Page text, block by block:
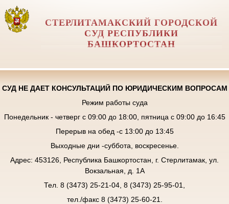
СТЕРЛИТАМАКСКИЙ ГОРОДСКОЙ
СУД РЕСПУБЛИКИ
БАШКОРТОСТАН
СУД НЕ ДАЕТ КОНСУЛЬТАЦИЙ ПО ЮРИДИЧЕСКИМ ВОПРОСАМ
Режим работы суда
Понедельник - четверг с 09:00 до 18:00, пятница с 09:00 до 16:45
Перерыв на обед -с 13:00 до 13:45
Выходные дни -суббота, воскресенье.
Адрес: 453126, Республика Башкортостан, г. Стерлитамак, ул.
Вокзальная, д. 1А
Тел. 8 (3473) 25-21-04, 8 (3473) 25-95-01,
тел./факс 8 (3473) 25-60-21.